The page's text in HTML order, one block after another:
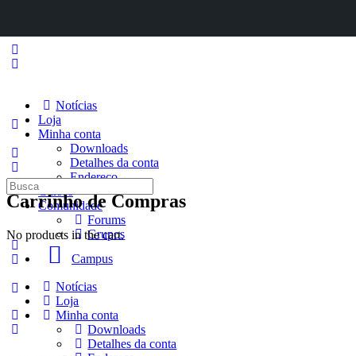
Notícias
Loja
Minha conta
Downloads
Detalhes da conta
Endereço
Cursos
Comunidade
Forums
Grupos
Campus
Carrinho de Compras
No products in the cart.
Procurar
por:
Notícias
Loja
Minha conta
Downloads
Detalhes da conta